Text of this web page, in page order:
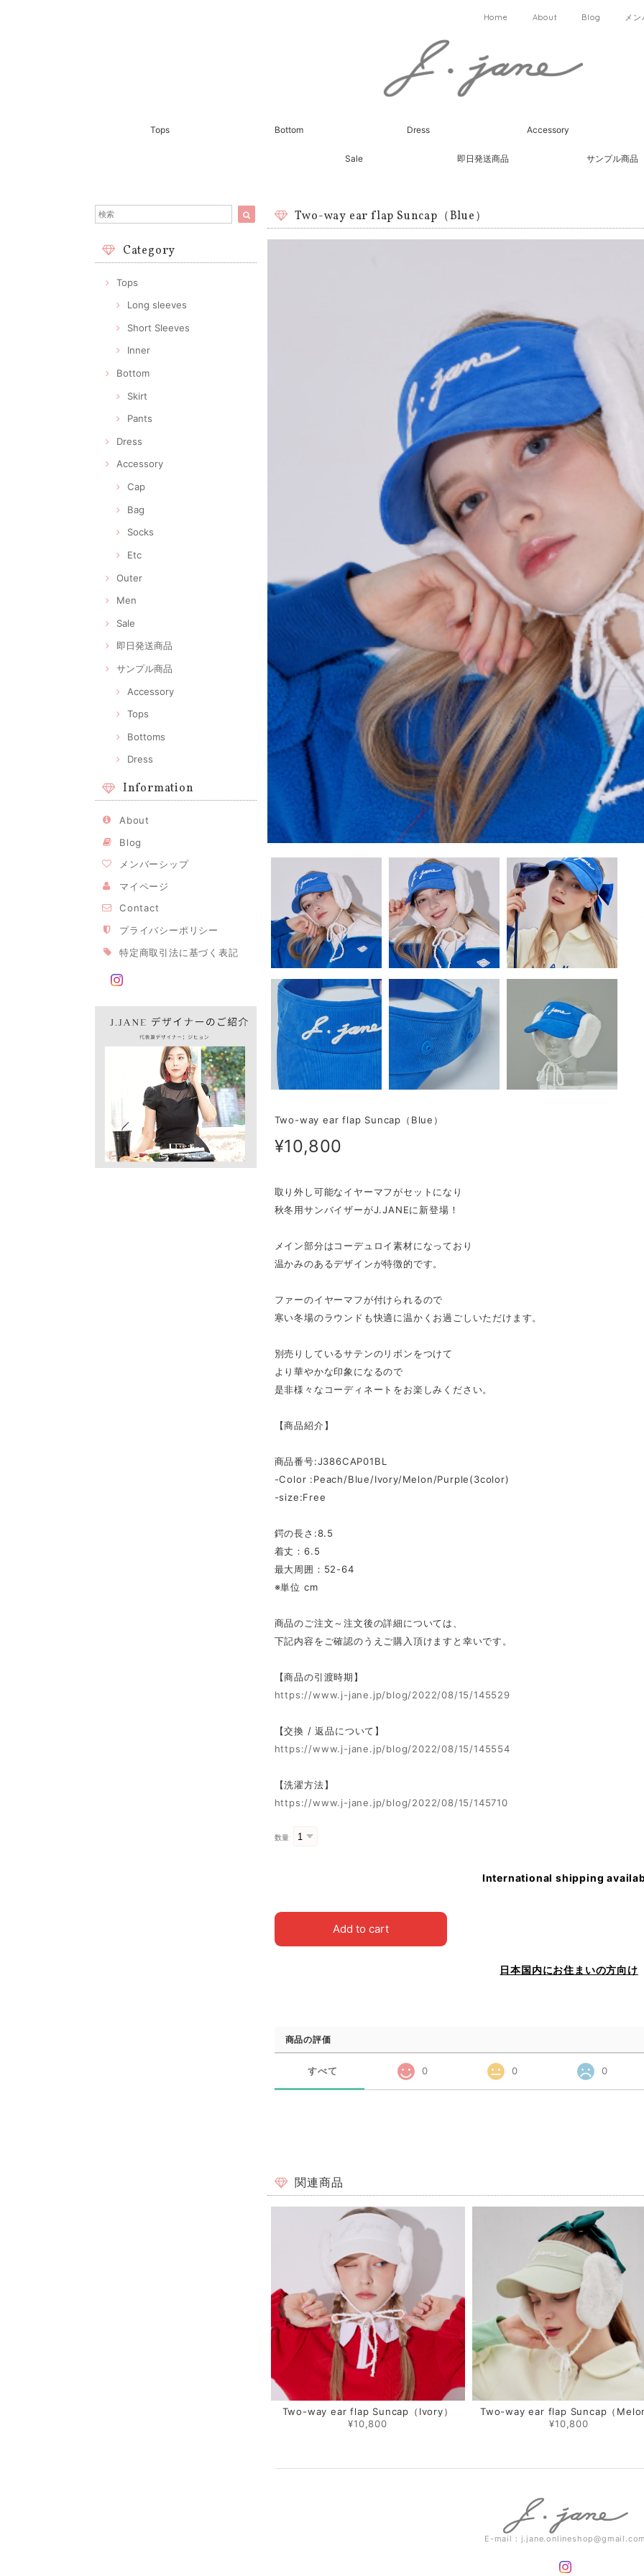
Home About Blog メ
Tops Bottom Dress Accessory
Sale 即日発送商品 サンプル商品
Category
Tops
Long sleeves
Short Sleeves
Inner
Bottom
Skirt
Pants
Dress
Accessory
Cap
Bag
Socks
Etc
Outer
Men
Sale
即日発送商品
サンプル商品
Accessory
Tops
Bottoms
Dress
Information
About
Blog
メンバーシップ
マイページ
Contact
プライバシーポリシー
特定商取引法に基づく表記
Two-way ear flap Suncap（Blue）
Two-way ear flap Suncap（Blue）
¥10,800
取り外し可能なイヤーマフがセットになり
秋冬用サンバイザーがJ.JANEに新登場！
メイン部分はコーデュロイ素材になっており
温かみのあるデザインが特徴的です。
ファーのイヤーマフが付けられるので
寒い冬場のラウンドも快適に温かくお過ごしいただけます。
別売りしているサテンのリボンをつけて
より華やかな印象になるので
是非様々なコーディネートをお楽しみください。
【商品紹介】
商品番号:J386CAP01BL
-Color :Peach/Blue/Ivory/Melon/Purple(3color)
-size:Free
鍔の長さ:8.5
着丈：6.5
最大周囲：52-64
※単位 cm
商品のご注文～注文後の詳細については、
下記内容をご確認のうえご購入頂けますと幸いです。
【商品の引渡時期】
https://www.j-jane.jp/blog/2022/08/15/145529
【交換 / 返品について】
https://www.j-jane.jp/blog/2022/08/15/145554
【洗濯方法】
https://www.j-jane.jp/blog/2022/08/15/145710
数量
International shipping
Add to cart
日本国内にお住まいの方向け
商品の評価
すべて 0 0 0
関連商品
Two-way ear flap Suncap（Ivory）
¥10,800
Two-way ear flap Suncap（
¥10,800
E-mail：